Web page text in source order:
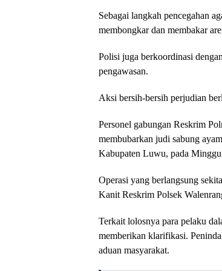
Sebagai langkah pencegahan
membongkar dan membakar
Polisi juga berkoordinasi
pengawasan.
Aksi bersih-bersih perjudian
Personel gabungan Reskrim
membubarkan judi sabung
Kabupaten Luwu, pada
Operasi yang berlangsung
Kanit Reskrim Polsek
Terkait lolosnya para pelaku
memberikan klarifikasi.
aduan masyarakat.